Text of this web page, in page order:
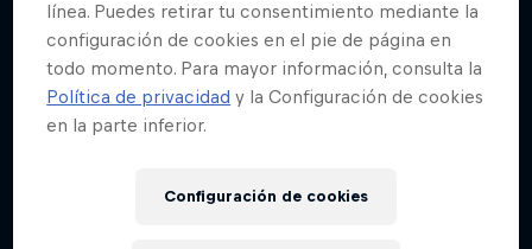
línea. Puedes retirar tu consentimiento mediante la
configuración de cookies en el pie de página en
todo momento. Para mayor información, consulta la
Política de privacidad y la Configuración de cookies
en la parte inferior.
Configuración de cookies